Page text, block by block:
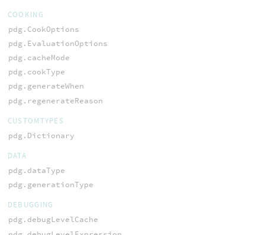
COOKING
pdg.CookOptions
pdg.EvaluationOptions
pdg.cacheMode
pdg.cookType
pdg.generateWhen
pdg.regenerateReason
CUSTOMTYPES
pdg.Dictionary
DATA
pdg.dataType
pdg.generationType
DEBUGGING
pdg.debugLevelCache